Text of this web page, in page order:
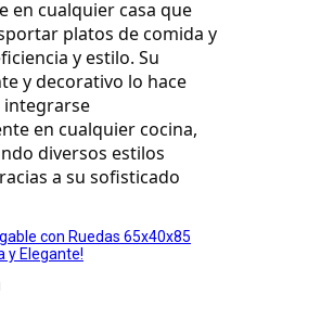
en cualquier casa que
platos de comida y
y estilo. Su
y decorativo lo hace
en cualquier cocina,
diversos estilos
a su sofisticado